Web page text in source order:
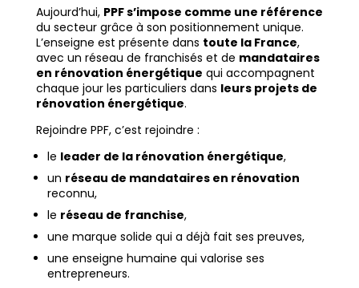
Aujourd’hui, PPF s’impose comme une référence
du secteur grâce à son positionnement unique.
L’enseigne est présente dans toute la France,
avec un réseau de franchisés et de mandataires
en rénovation énergétique qui accompagnent
chaque jour les particuliers dans leurs projets de
rénovation énergétique.
Rejoindre PPF, c’est rejoindre :
le leader de la rénovation énergétique,
un réseau de mandataires en rénovation
reconnu,
le réseau de franchise,
une marque solide qui a déjà fait ses preuves,
une enseigne humaine qui valorise ses
entrepreneurs.